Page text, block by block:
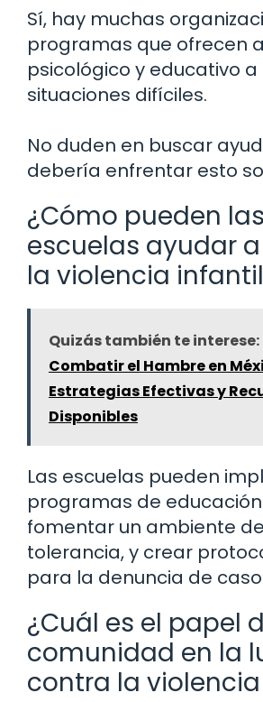
Sí, hay muchas
programas que ofrecen
psicológico y educativo
situaciones difíciles.
No duden en buscar
debería enfrentar esto
¿Cómo pueden las
escuelas ayudar
la violencia
Quizás también te interese:
Combatir el Hambre en
Estrategias Efectivas y
Disponibles
Las escuelas pueden
programas de
fomentar un ambiente
tolerancia, y crear
para la denuncia de
¿Cuál es el papel
comunidad en la
contra la